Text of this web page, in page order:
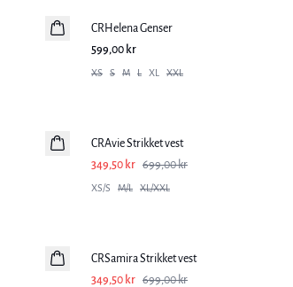
CRHelena Genser
599,00 kr
XS S M L XL XXL
CRAvie Strikket vest
349,50 kr 699,00 kr
XS/S M/L XL/XXL
CRSamira Strikket vest
349,50 kr 699,00 kr